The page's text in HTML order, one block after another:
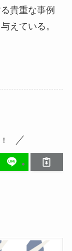
貴重な事例
えている。